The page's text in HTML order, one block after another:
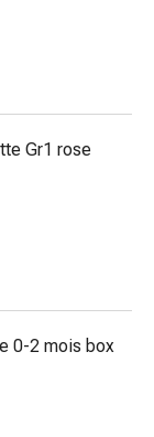
Gr1 rose
0-2 mois box